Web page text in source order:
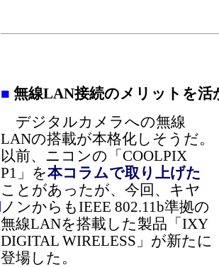
■ 無線LAN接続のメリットを活
デジタルカメラへの無線
LANの搭載が本格化しそうだ。
以前、ニコンの「COOLPIX
P1」を本コラムで取り上げた
ことがあったが、今回、キヤ
ノンからもIEEE 802.11b準拠の
無線LANを搭載した製品「IXY
DIGITAL WIRELESS」が新たに
登場した。